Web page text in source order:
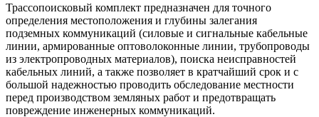
Трассопоисковый комплект предназначен для точного
определения местоположения и глубины залегания
подземных коммуникаций (силовые и сигнальные кабельные
линии, армированные оптоволоконные линии, трубопроводы
из электропроводных материалов), поиска неисправностей
кабельных линий, а также позволяет в кратчайший срок и с
большой надежностью проводить обследование местности
перед производством земляных работ и предотвращать
повреждение инженерных коммуникаций.